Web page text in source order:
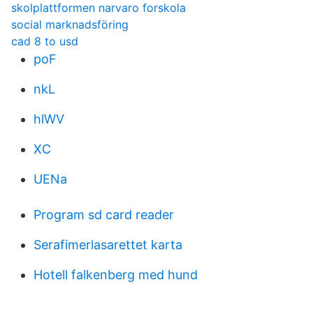
skolplattformen narvaro forskola
social marknadsföring
cad 8 to usd
poF
nkL
hlWV
XC
UENa
Program sd card reader
Serafimerlasarettet karta
Hotell falkenberg med hund